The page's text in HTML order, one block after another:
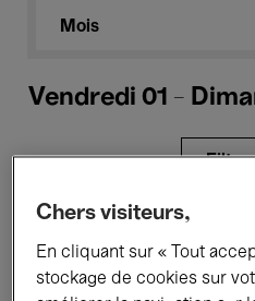
Mois
Vendredi 01 -
Expositions Films
Chers visiteurs,
En cliquant sur « Tout
stockage de cookies sur